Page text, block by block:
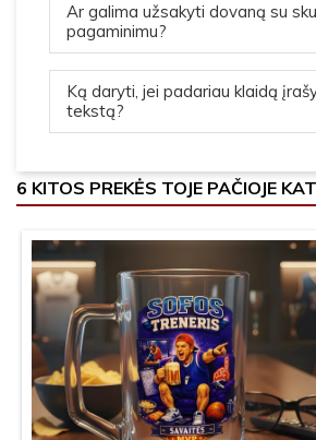
Ar galima užsakyti dovaną su
pagaminimu?
Ką daryti, jei padariau klaidą
tekstą?
6 KITOS PREKĖS TOJE PAČIOJE